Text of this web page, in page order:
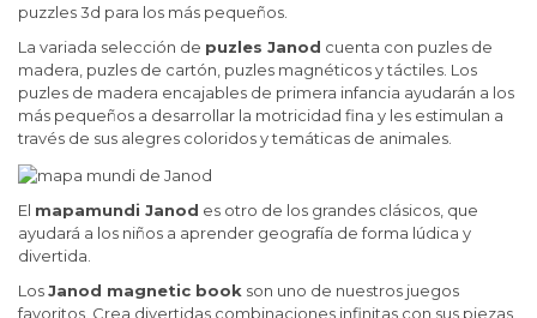
puzzles 3d para los más pequeños.
La variada selección de puzles Janod cuenta con puzles de
madera, puzles de cartón, puzles magnéticos y táctiles. Los
puzles de madera encajables de primera infancia ayudarán a los
más pequeños a desarrollar la motricidad fina y les estimulan a
través de sus alegres coloridos y temáticas de animales.
El mapamundi Janod es otro de los grandes clásicos, que
ayudará a los niños a aprender geografía de forma lúdica y
divertida.
LosJanod magnetic book son uno de nuestros juegos
favoritos. Crea divertidas combinaciones infinitas con sus piezas